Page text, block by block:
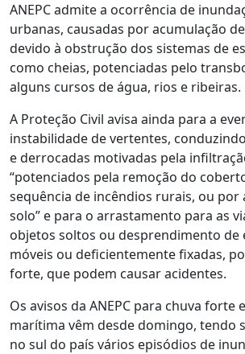
ANEPC admite a ocorrência de
urbanas, causadas por acumulação
devido à obstrução dos sistemas de
como cheias, potenciadas pelo
alguns cursos de água, rios e ribeiras.
A Proteção Civil avisa ainda para a
instabilidade de vertentes,
e derrocadas motivadas pela
“potenciados pela remoção do
sequência de incêndios rurais, ou por
solo” e para o arrastamento para as
objetos soltos ou desprendimento de
móveis ou deficientemente fixadas,
forte, que podem causar acidentes.
Os avisos da ANEPC para chuva forte
marítima vêm desde domingo, tendo
no sul do país vários episódios de